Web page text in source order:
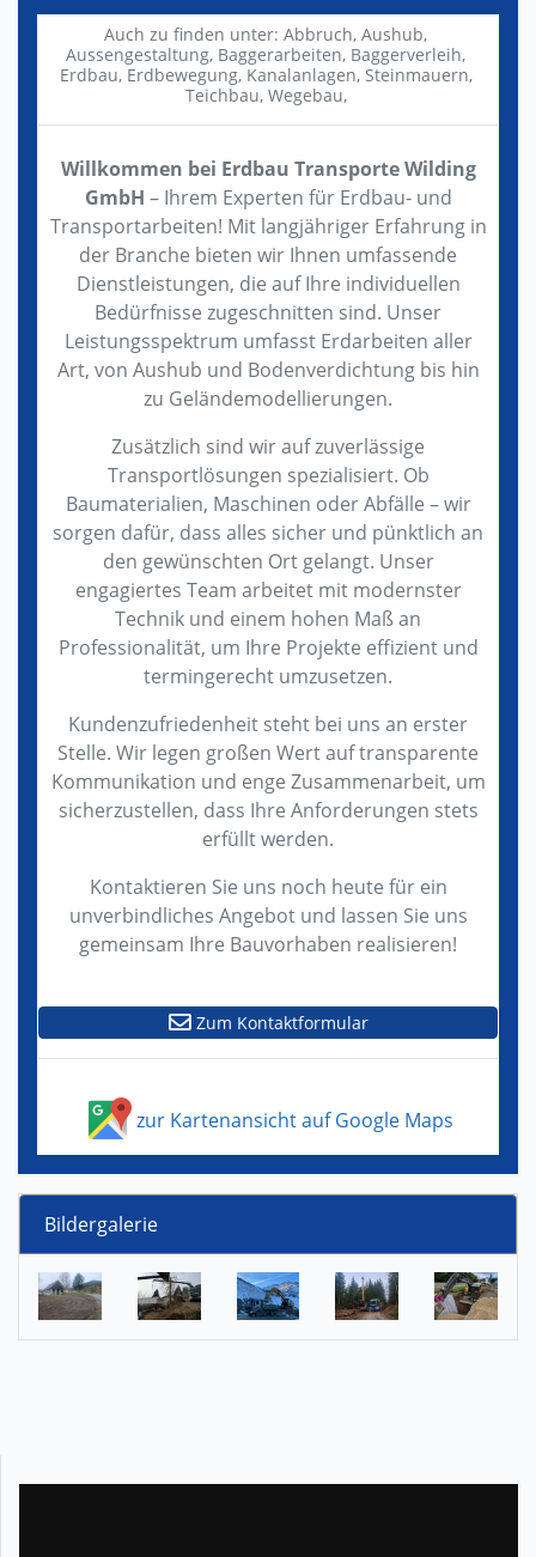
Auch zu finden unter: Abbruch, Aushub,
Aussengestaltung, Baggerarbeiten, Baggerverleih,
Erdbau, Erdbewegung, Kanalanlagen, Steinmauern,
Teichbau, Wegebau,
Willkommen bei Erdbau Transporte Wilding
GmbH – Ihrem Experten für Erdbau- und
Transportarbeiten! Mit langjähriger Erfahrung in
der Branche bieten wir Ihnen umfassende
Dienstleistungen, die auf Ihre individuellen
Bedürfnisse zugeschnitten sind. Unser
Leistungsspektrum umfasst Erdarbeiten aller
Art, von Aushub und Bodenverdichtung bis hin
zu Geländemodellierungen.
Zusätzlich sind wir auf zuverlässige
Transportlösungen spezialisiert. Ob
Baumaterialien, Maschinen oder Abfälle – wir
sorgen dafür, dass alles sicher und pünktlich an
den gewünschten Ort gelangt. Unser
engagiertes Team arbeitet mit modernster
Technik und einem hohen Maß an
Professionalität, um Ihre Projekte effizient und
termingerecht umzusetzen.
Kundenzufriedenheit steht bei uns an erster
Stelle. Wir legen großen Wert auf transparente
Kommunikation und enge Zusammenarbeit, um
sicherzustellen, dass Ihre Anforderungen stets
erfüllt werden.
Kontaktieren Sie uns noch heute für ein
unverbindliches Angebot und lassen Sie uns
gemeinsam Ihre Bauvorhaben realisieren!
Zum Kontaktformular
zur Kartenansicht auf Google Maps
Bildergalerie